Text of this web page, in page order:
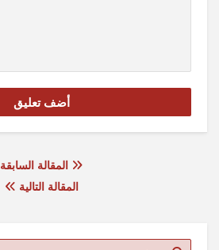
المقالة السابقة
المقالة التالية